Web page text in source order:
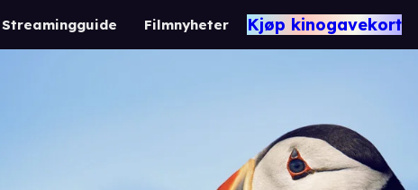
Streamingguide Filmnyheter Kjøp kinogavekort